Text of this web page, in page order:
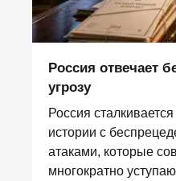
Россия отвечает
угрозу
Россия
истории с
атаками, которые
многократно